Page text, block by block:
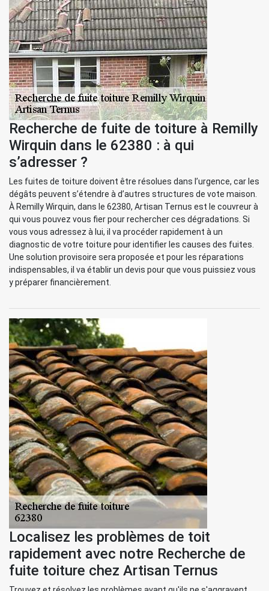
Recherche de fuite de toiture à Remilly
Wirquin dans le 62380 : à qui
s’adresser ?
Les fuites de toiture doivent être résolues dans l’urgence, car les
dégâts peuvent s’étendre à d’autres structures de vote maison.
À Remilly Wirquin, dans le 62380, Artisan Ternus est le couvreur à
qui vous pouvez vous fier pour rechercher ces dégradations. Si
vous vous adressez à lui, il va procéder rapidement à un
diagnostic de votre toiture pour identifier les causes des fuites.
Une solution provisoire sera proposée et pour les réparations
indispensables, il va établir un devis pour que vous puissiez vous
y préparer financièrement.
Localisez les problèmes de toit
rapidement avec notre Recherche de
fuite toiture chez Artisan Ternus